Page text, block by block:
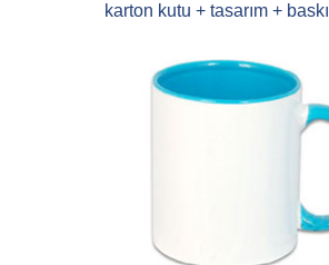
karton kutu + tasarım + baskı